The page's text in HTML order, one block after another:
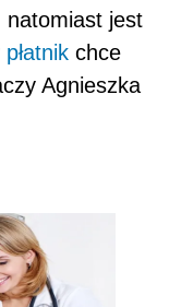
natomiast jest
płatnik chce
Agnieszka